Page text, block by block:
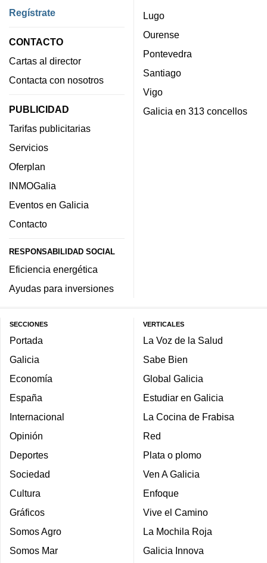
Regístrate
CONTACTO
Cartas al director
Contacta con nosotros
PUBLICIDAD
Tarifas publicitarias
Servicios
Oferplan
INMOGalia
Eventos en Galicia
Contacto
RESPONSABILIDAD SOCIAL
Eficiencia energética
Ayudas para inversiones
Lugo
Ourense
Pontevedra
Santiago
Vigo
Galicia en 313 concellos
SECCIONES
Portada
Galicia
Economía
España
Internacional
Opinión
Deportes
Sociedad
Cultura
Gráficos
Somos Agro
Somos Mar
VERTICALES
La Voz de la Salud
Sabe Bien
Global Galicia
Estudiar en Galicia
La Cocina de Frabisa
Red
Plata o plomo
Ven A Galicia
Enfoque
Vive el Camino
La Mochila Roja
Galicia Innova